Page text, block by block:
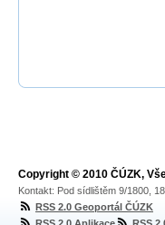
Copyright © 2010 ČÚZK,
Kontakt: Pod sídlištěm 9/1800,
RSS 2.0 Geoportál ČÚZK